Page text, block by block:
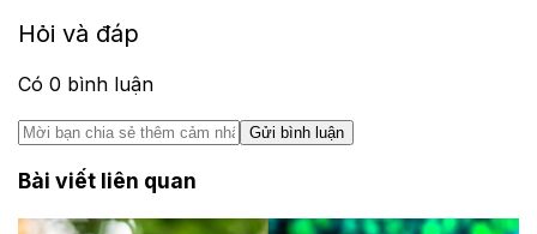
Hỏi và đáp
Có 0 bình luận
Gửi bình luận
Bài viết liên quan